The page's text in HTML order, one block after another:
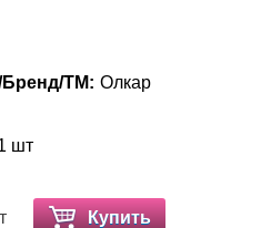
Бренд/ТМ: Олкар
шт
Купить